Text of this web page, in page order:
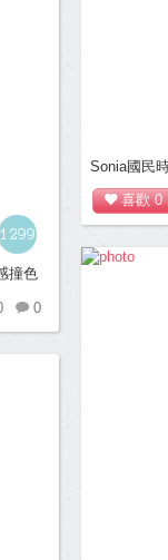
Sonia國民
喜歡0
1299
撞色
0